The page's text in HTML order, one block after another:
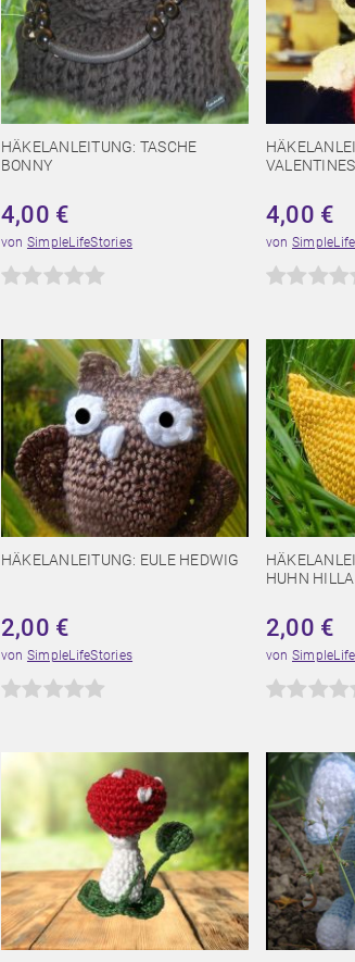
HÄKELANLEITUNG: TASCHE
BONNY
4,00 €
von SimpleLifeStories
4,00 €
von
HÄKELANLEITUNG: EULE HEDWIG
2,00 €
von SimpleLifeStories
HUHN HILLA
2,00 €
von